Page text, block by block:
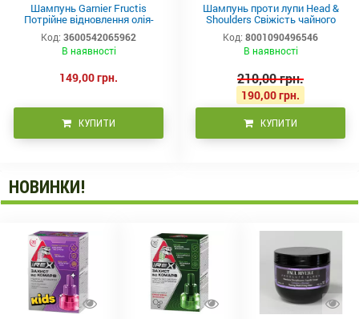
Шампунь Garnier Fructis
Потрійне відновлення олія-
догляд для сухого та
пошкодженого волосся 400 мл
Код: 3600542065962
В наявності
149,00 грн.
КУПИТИ
Шампунь проти лупи Head &
Shoulders Свіжість чайного
дерева 400 мл
Код: 8001090496546
В наявності
210,00 грн.
190,00 грн.
КУПИТИ
НОВИНКИ!